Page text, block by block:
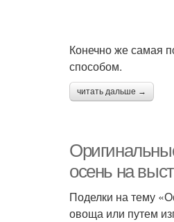
Конечно же самая
способом.
читать дальше →
осень на
Поделки на тему
овоща или путем